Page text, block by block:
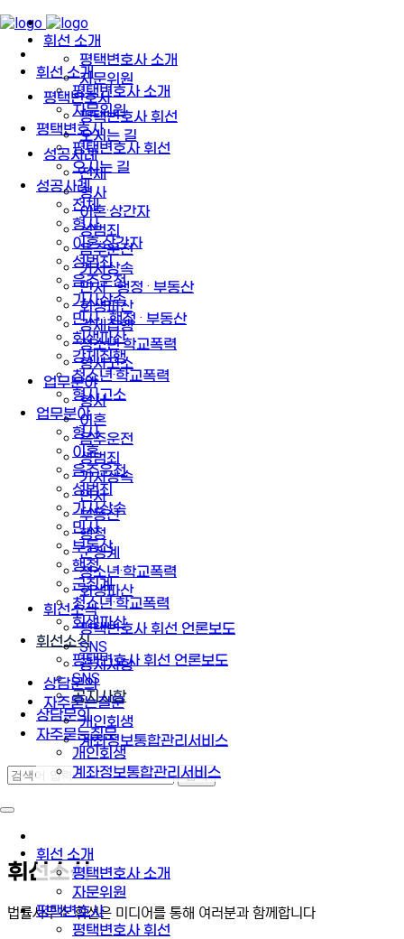
휘선 소개
평택변호사 소개
자문위원
평택변호사
평택변호사 휘선
오시는 길
성공사례
전체
형사
이혼·상간자
성범죄
음주운전
가사상속
민사 · 행정 · 부동산
회생파산
강제집행
청소년·학교폭력
형사고소
업무분야
형사
이혼
음주운전
성범죄
가사상속
민사
부동산
행정
군징계
청소년·학교폭력
회생파산
휘선소식
평택변호사 휘선 언론보도
SNS
공지사항
상담문의
자주묻는질문
개인회생
계좌정보통합관리서비스
휘선 소개
평택변호사 소개
자문위원
평택변호사
평택변호사 휘선
휘선 소개
평택변호사 소개
자문위원
평택변호사
평택변호사 휘선
오시는 길
성공사례
전체
형사
이혼·상간자
성범죄
음주운전
가사상속
민사 · 행정 · 부동산
회생파산
강제집행
청소년·학교폭력
형사고소
업무분야
형사
이혼
음주운전
성범죄
가사상속
민사
부동산
행정
군징계
청소년·학교폭력
회생파산
휘선소식
평택변호사 휘선 언론보도
SNS
공지사항
상담문의
자주묻는질문
개인회생
계좌정보통합관리서비스
휘선소식
법률사무소 휘선은 미디어를 통해 여러분과 함께합니다